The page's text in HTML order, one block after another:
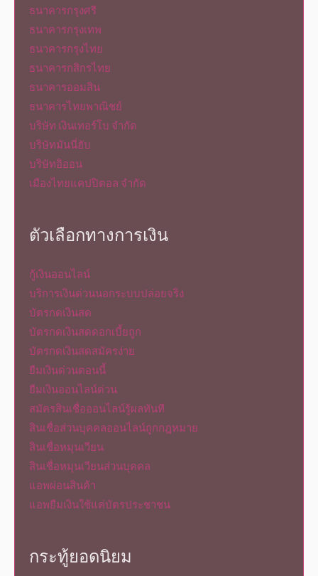
ธนาคารกรุงศรี
ธนาคารกรุงเทพ
ธนาคารกรุงไทย
ธนาคารกสิกรไทย
ธนาคารออมสิน
ธนาคารไทยพาณิชย์
บริษัท เงินเทอร์โบ จำกัด
บริษัทมันนี่ฮับ
บริษัทอิออน
เมืองไทยแคปปิตอล จำกัด
ตัวเลือกทางการเงิน
กู้เงินออนไลน์
บริการเงินด่วนนอกระบบปล่อยจริง
บัตรกดเงินสด
บัตรกดเงินสดดอกเบี้ยถูก
บัตรกดเงินสดสมัครง่าย
ยืมเงินด่วนตอนนี้
ยืมเงินออนไลน์ด่วน
สมัครสินเชื่อออนไลน์รู้ผลทันที
สินเชื่อส่วนบุคคลออนไลน์ถูกกฎหมาย
สินเชื่อหมุนเวียน
สินเชื่อหมุนเวียนส่วนบุคคล
แอพผ่อนสินค้า
แอพยืมเงินใช้แค่บัตรประชาชน
กระทู้ยอดนิยม